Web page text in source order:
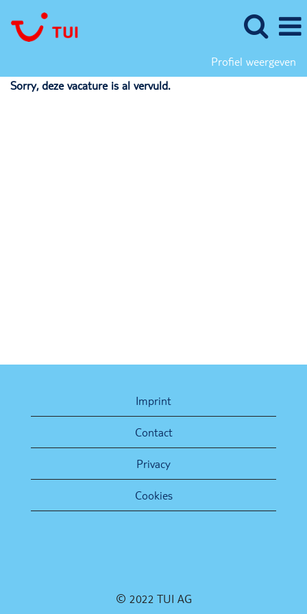
Profiel weergeven
Sorry, deze vacature is al vervuld.
Imprint
Contact
Privacy
Cookies
© 2022 TUI AG